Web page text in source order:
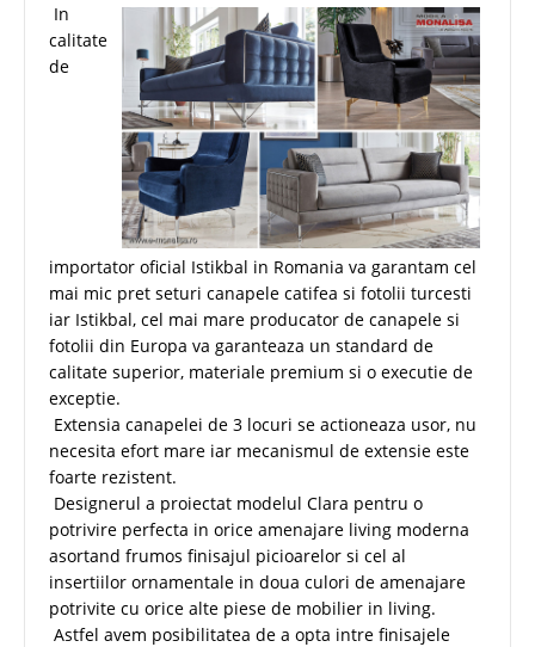
In
calitate
de
importator oficial Istikbal in Romania va garantam cel
mai mic pret seturi canapele catifea si fotolii turcesti
iar Istikbal, cel mai mare producator de canapele si
fotolii din Europa va garanteaza un standard de
calitate superior, materiale premium si o executie de
exceptie.
Extensia canapelei de 3 locuri se actioneaza usor, nu
necesita efort mare iar mecanismul de extensie este
foarte rezistent.
Designerul a proiectat modelul Clara pentru o
potrivire perfecta in orice amenajare living moderna
asortand frumos finisajul picioarelor si cel al
insertiilor ornamentale in doua culori de amenajare
potrivite cu orice alte piese de mobilier in living.
Astfel avem posibilitatea de a opta intre finisajele